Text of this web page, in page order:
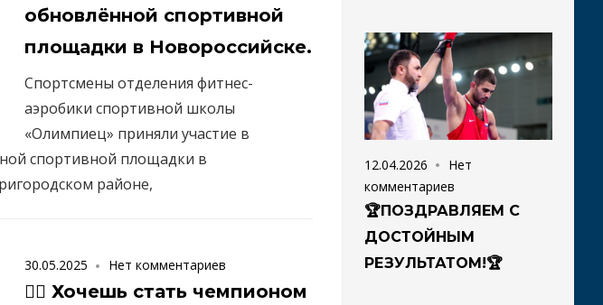
обновлённой спортивной
площадки в Новороссийске.
Спортсмены отделения фитнес-
аэробики спортивной школы
«Олимпиец» приняли участие в
спортивной площадки в
районе,
30.05.2025 Нет комментариев
🏊‍♀ Хочешь стать чемпионом
12.04.2026
Нет
комментариев
🏆ПОЗДРАВЛЯЕМ С
ДОСТОЙНЫМ
РЕЗУЛЬТАТОМ!🏆